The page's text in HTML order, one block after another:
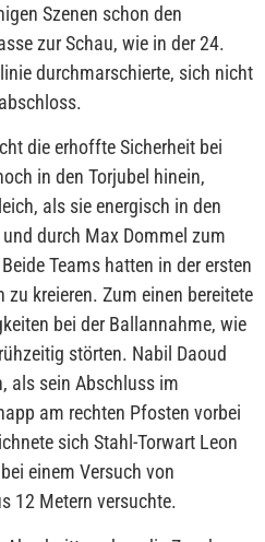
Szenen schon den
zur Schau, wie in der 24.
durchmarschierte, sich nicht
die erhoffte Sicherheit bei
in den Torjubel hinein,
als sie energisch in den
durch Max Dommel zum
Teams hatten in der ersten
kreieren. Zum einen bereitete
bei der Ballannahme, wie
störten. Nabil Daoud
als sein Abschluss im
am rechten Pfosten vorbei
sich Stahl-Torwart Leon
einem Versuch von
12 Metern versuchte.